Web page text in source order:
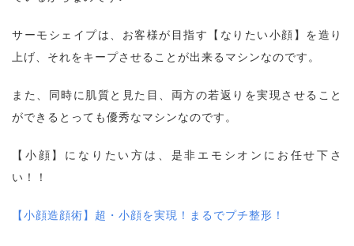
サーモシェイプは、お客様が目指す【なりたい小顔】を造り
上げ、それをキープさせることが出来るマシンなのです。
また、同時に肌質と見た目、両方の若返りを実現させること
ができるとっても優秀なマシンなのです。
【小顔】になりたい方は、是非エモシオンにお任せ下さ
い！！
【小顔造顔術】超・小顔を実現！まるでプチ整形！